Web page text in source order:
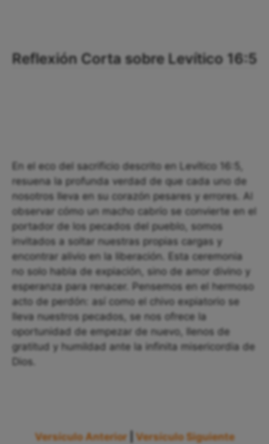
Reflexión Corta sobre Levítico 16:5
En el eco del sacrificio descrito en Levítico 16:5,
resuena la profunda verdad de que cada uno de
nosotros lleva en su corazón pesares y errores. Al
observar cómo un macho cabrío se convierte en el
portador de los pecados del pueblo, somos
invitados a soltar nuestras propias cargas y
encontrar alivio en la liberación. Esta ceremonia
no solo habla de expiación, sino de amor divino y
esperanza para renacer. Pensemos en el hermoso
acto de perdón: así como el chivo expiatorio se
lleva nuestros pecados, se nos ofrece la
oportunidad de empezar de nuevo, llenos de
gratitud y humildad ante la infinita misericordia de
Dios.
Versículo Anterior Versículo Siguiente